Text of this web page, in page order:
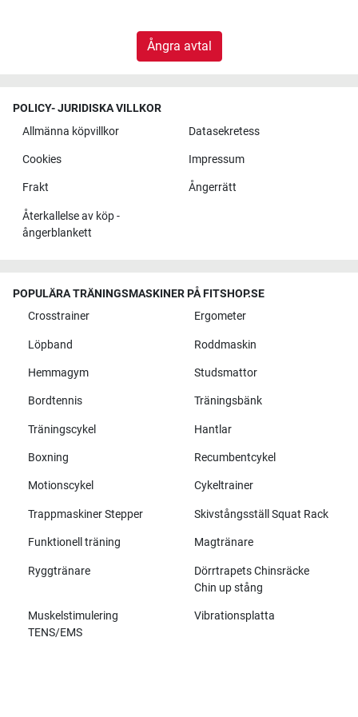
Ångra avtal
POLICY- JURIDISKA VILLKOR
Allmänna köpvillkor
Datasekretess
Cookies Impressum
Frakt Ångerrätt
Återkallelse av köp -
ångerblankett
POPULÄRA TRÄNINGSMASKINER PÅ FITSHOP.SE
Crosstrainer
Ergometer
Löpband Roddmaskin
Hemmagym Studsmattor
Bordtennis Träningsbänk
Träningscykel Hantlar
Boxning Recumbentcykel
Motionscykel Cykeltrainer
Trappmaskiner Stepper Skivstångsställ Squat Rack
Funktionell träning Magtränare
Ryggtränare
Dörrtrapets Chinsräcke
Chin up stång
Muskelstimulering
TENS/EMS
Vibrationsplatta